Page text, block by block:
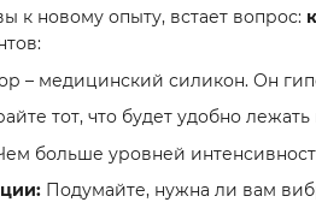
к новому опыту, встает вопрос:
– медицинский силикон. Он
тот, что будет удобно
больше уровней
Подумайте, нужна ли вам